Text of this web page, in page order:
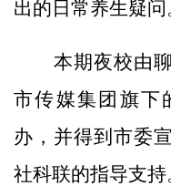
出的日常养生疑问
本期夜校由聊
市传媒集团旗下
办，并得到市委
社科联的指导支持